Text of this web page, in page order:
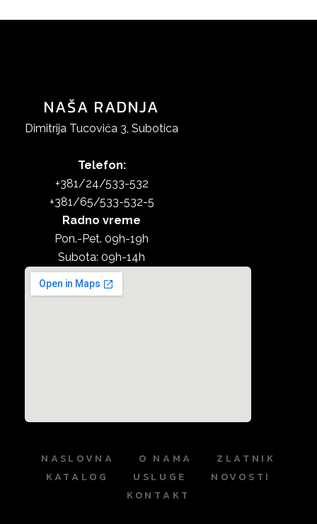
NAŠA RADNJA
Dimitrija Tucovića 3, Subotica
Telefon:
+381/24/533-532
+381/65/533-532-5
Radno vreme
Pon.-Pet. 09h-19h
Subota: 09h-14h
NASLOVNA O NAMA
ZLATNIK
KATALOG
USLUGE
NOVOSTI
KONTAKT